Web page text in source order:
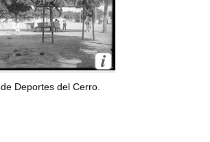
Deportes del Cerro.